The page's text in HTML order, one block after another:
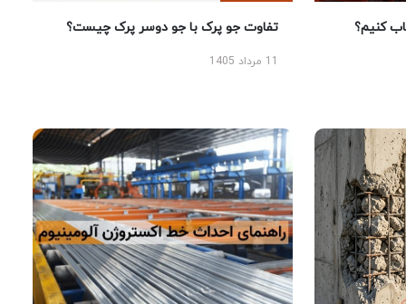
کنیم؟ تفاوت جو پرک با جو دوسر پرک چیست؟